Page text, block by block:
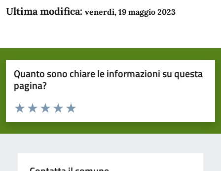
Ultima modifica: venerdì, 19 maggio 2023
Quanto sono chiare le informazioni su questa
pagina?
Domanda
Valuta da 1 a 5 stelle la pagina
Valuta 5 stelle su 5
Valuta 4 stelle su 5
Valuta 3 stelle su 5
Valuta 2 stelle su 5
Valuta 1 stelle su 5